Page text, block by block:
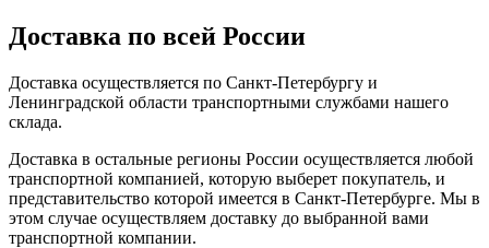
Доставка по всей России
Доставка осуществляется по Санкт-Петербургу и
Ленинградской области транспортными службами нашего
склада.
Доставка в остальные регионы России осуществляется любой
транспортной компанией, которую выберет покупатель, и
представительство которой имеется в Санкт-Петербурге. Мы в
этом случае осуществляем доставку до выбранной вами
транспортной компании.